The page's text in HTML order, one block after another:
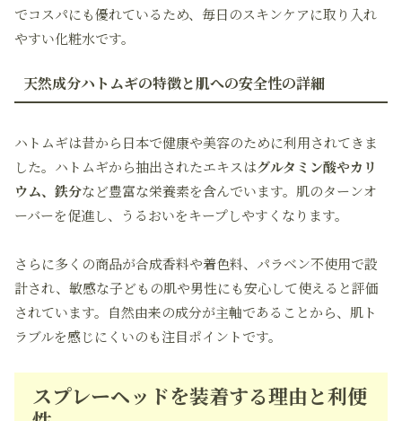
でコスパにも優れているため、毎日のスキンケアに取り入れ
やすい化粧水です。
天然成分ハトムギの特徴と肌への安全性の詳細
ハトムギは昔から日本で健康や美容のために利用されてきま
した。ハトムギから抽出されたエキスはグルタミン酸やカリ
ウム、鉄分など豊富な栄養素を含んでいます。肌のターンオ
ーバーを促進し、うるおいをキープしやすくなります。
さらに多くの商品が合成香料や着色料、パラベン不使用で設
計され、敏感な子どもの肌や男性にも安心して使えると評価
されています。自然由来の成分が主軸であることから、肌ト
ラブルを感じにくいのも注目ポイントです。
スプレーヘッドを装着する理由と利便